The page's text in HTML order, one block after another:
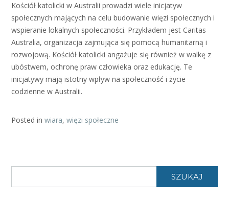
Kościół katolicki w Australii prowadzi wiele inicjatyw
społecznych mających na celu budowanie więzi społecznych i
wspieranie lokalnych społeczności. Przykładem jest Caritas
Australia, organizacja zajmująca się pomocą humanitarną i
rozwojową. Kościół katolicki angażuje się również w walkę z
ubóstwem, ochronę praw człowieka oraz edukację. Te
inicjatywy mają istotny wpływ na społeczność i życie
codzienne w Australii.
Posted in wiara, więzi społeczne
SZUKAJ